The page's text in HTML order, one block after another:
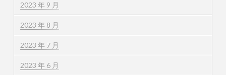
2023 年 9 月
2023 年 8 月
2023 年 7 月
2023 年 6 月